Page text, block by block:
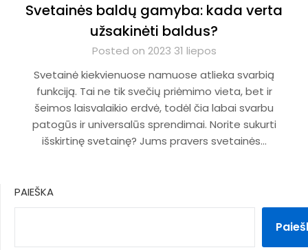
Svetainės baldų gamyba: kada verta
užsakinėti baldus?
Posted on 2023 31 liepos
Svetainė kiekvienuose namuose atlieka svarbią
funkciją. Tai ne tik svečių priėmimo vieta, bet ir
šeimos laisvalaikio erdvė, todėl čia labai svarbu
patogūs ir universalūs sprendimai. Norite sukurti
išskirtinę svetainę? Jums pravers svetainės…
PAIEŠKA